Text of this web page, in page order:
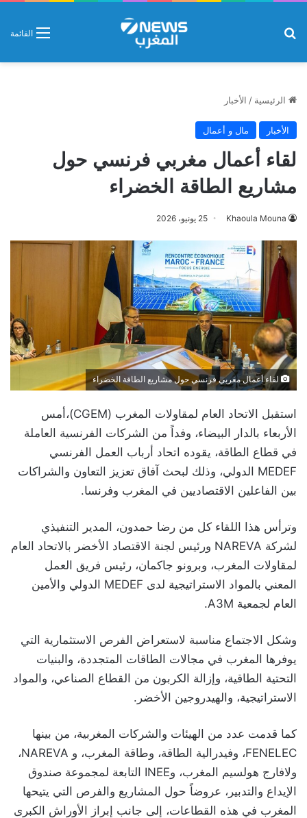
القائمة
الرئيسية / الأخبار
الأخبار مال و أعمال
لقاء أعمال مغربي فرنسي حول
مشاريع الطاقة الخضراء
Khaoula Mouna 25 يونيو، 2026
لقاء أعمال مغربي فرنسي حول مشاريع الطاقة الخضراء
استقبل الاتحاد العام لمقاولات المغرب (CGEM)،أمس
الأربعاء بالدار البيضاء، وفداً من الشركات الفرنسية العاملة
في قطاع الطاقة، يقوده اتحاد أرباب العمل الفرنسي
MEDEF الدولي، وذلك لبحث آفاق تعزيز التعاون والشراكات
بين الفاعلين الاقتصاديين في المغرب وفرنسا.
وترأس هذا اللقاء كل من رضا حمدون، المدير التنفيذي
لشركة NAREVA ورئيس لجنة الاقتصاد الأخضر بالاتحاد العام
لمقاولات المغرب، وبرونو جاكمان، رئيس فريق العمل
المعني بالمواد الاستراتيجية لدى MEDEF الدولي والأمين
العام لجمعية A3M.
وشكل الاجتماع مناسبة لاستعراض الفرص الاستثمارية التي
يوفرها المغرب في مجالات الطاقات المتجددة، والبنيات
التحتية الطاقية، وإزالة الكربون من القطاع الصناعي، والمواد
الاستراتيجية، والهيدروجين الأخضر.
كما قدمت عدد من الهيئات والشركات المغربية، من بينها
FENELEC، وفيدرالية الطاقة، وطاقة المغرب، و NAREVA،
ولافارج هولسيم المغرب، وINEE التابعة لمجموعة صندوق
الإيداع والتدبير، عروضاً حول المشاريع والفرص التي يتيحها
المغرب في هذه القطاعات، إلى جانب إبراز الأوراش الكبرى